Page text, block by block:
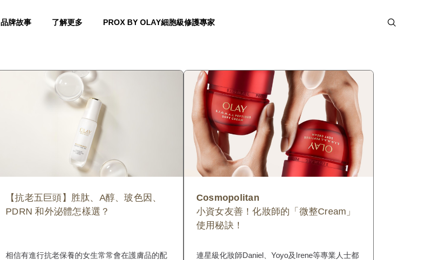
品牌故事 了解更多 PROX BY OLAY細胞級修護專家
【抗老五巨頭】胜肽、A醇、玻色因、
PDRN 和外泌體怎樣選？
相信有進行抗老保養的女生常常會在護膚品的配
Cosmopolitan
小資女友善！化妝師的「微整Cream」
使用秘訣！
連星級化妝師Daniel、Yoyo及Irene等專業人士都